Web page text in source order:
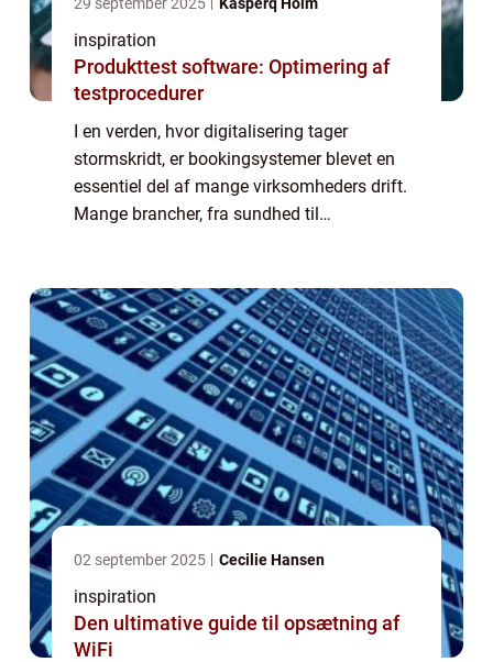
inspiration
Produkttest software: Optimering af
testprocedurer
I en verden, hvor digitalisering tager
stormskridt, er bookingsystemer blevet en
essentiel del af mange virksomheders drift.
Mange brancher, fra sundhed til
bookings...
02 september 2025 Cecilie Hansen
inspiration
Den ultimative guide til opsætning af
WiFi